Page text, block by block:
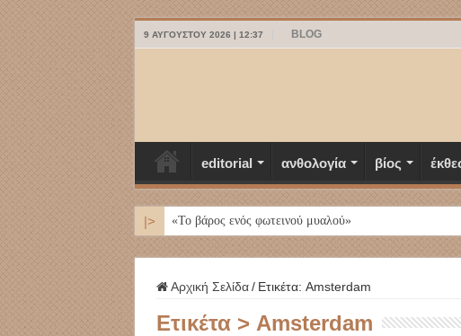
9 ΑΥΓΟΎΣΤΟΥ 2026 | 12:37 BLOG
editorial ανθολογία βίος
|> ΜΥΚΟΝΟΣ
Αρχική Σελίδα / Ετικέτα: Amsterdam
Ετικέτα > Amsterdam